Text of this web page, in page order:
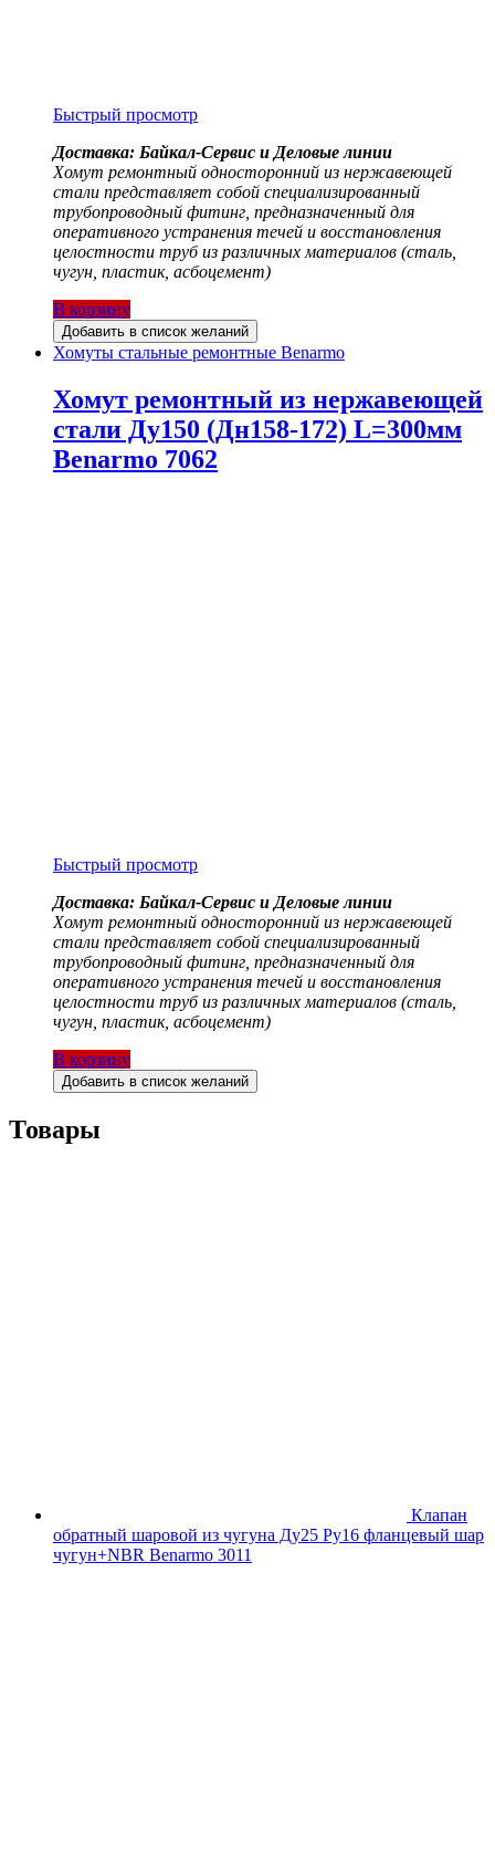
Быстрый просмотр
Доставка: Байкал-Сервис и Деловые линии
Хомут ремонтный односторонний из нержавеющей
стали представляет собой специализированный
трубопроводный фитинг, предназначенный для
оперативного устранения течей и восстановления
целостности труб из различных материалов (сталь,
чугун, пластик, асбоцемент)
В корзину
Добавить в список желаний
Хомуты стальные ремонтные Benarmo
Хомут ремонтный из нержавеющей
стали Ду150 (Дн158-172) L=300мм
Benarmo 7062
Быстрый просмотр
Доставка: Байкал-Сервис и Деловые линии
Хомут ремонтный односторонний из нержавеющей
стали представляет собой специализированный
трубопроводный фитинг, предназначенный для
оперативного устранения течей и восстановления
целостности труб из различных материалов (сталь,
чугун, пластик, асбоцемент)
В корзину
Добавить в список желаний
Товары
Клапан
обратный шаровой из чугуна Ду25 Ру16 фланцевый шар
чугун+NBR Benarmo 3011